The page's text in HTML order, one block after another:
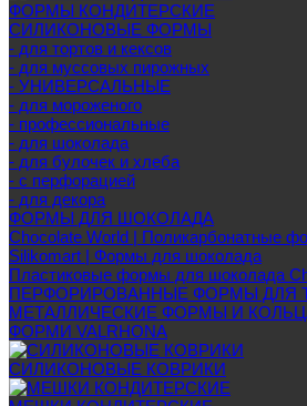
ФОРМЫ КОНДИТЕРСКИЕ
СИЛИКОНОВЫЕ ФОРМЫ
- для тортов и кексов
- для муссовых пирожных
- УНИВЕРСАЛЬНЫЕ
- для мороженого
- профессиональные
- для шоколада
- для булочек и хлеба
- с перфорацией
- для декора
ФОРМЫ ДЛЯ ШОКОЛАДА
Chocolate World | Поликарбонатные
Silikomart | Формы для шоколада
Пластиковые формы для шоколада
ПЕРФОРИРОВАННЫЕ ФОРМЫ ДЛЯ
МЕТАЛЛИЧЕСКИЕ ФОРМЫ И
ФОРМИ VALRHONA
СИЛИКОНОВЫЕ КОВРИКИ